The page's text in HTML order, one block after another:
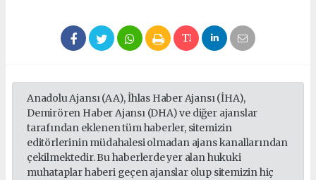
Anadolu Ajansı (AA), İhlas Haber Ajansı (İHA),
Demirören Haber Ajansı (DHA) ve diğer ajanslar
tarafından eklenen tüm haberler, sitemizin
editörlerinin müdahalesi olmadan ajans kanallarından
çekilmektedir. Bu haberlerde yer alan hukuki
muhataplar haberi geçen ajanslar olup sitemizin hiç